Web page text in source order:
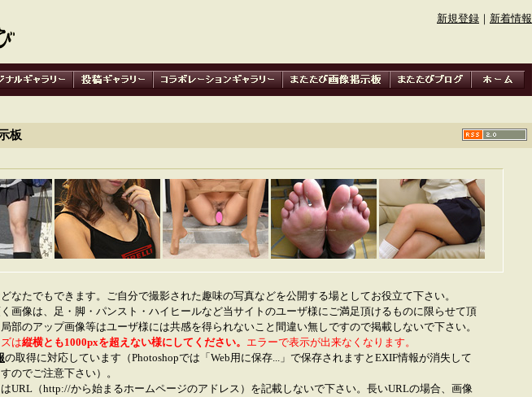
新規登録 新着情報
板
どなたでもできます。ご自分で撮影された趣味の写真などを公開する場としてお役立て下さい。
く画像は、足・脚・パンスト・ハイヒールなど当サイトのユーザ様にご満足頂けるものに限らせて頂
部のアップ画像等はユーザ様には共感を得られないこと間違い無しですので掲載しないで下さい。
は縦横とも1000pxを超えない様にしてください。 エラーで表示が出来なくなります。
の取得に対応しています（Photoshopでは「Web用に保存...」で保存されますとEXIF情報が消失して
のでご注意下さい）。
URL（http://から始まるホームページのアドレス）を記載しないで下さい。長いURLの場合、画像